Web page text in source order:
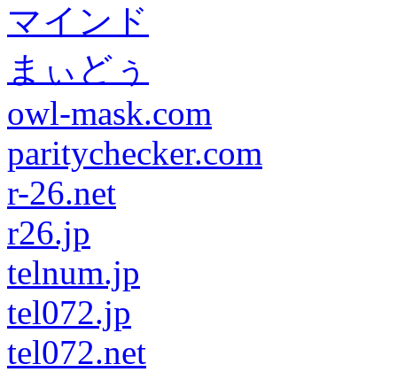
マインド
まぃどぅ
owl-mask.com
paritychecker.com
r-26.net
r26.jp
telnum.jp
tel072.jp
tel072.net